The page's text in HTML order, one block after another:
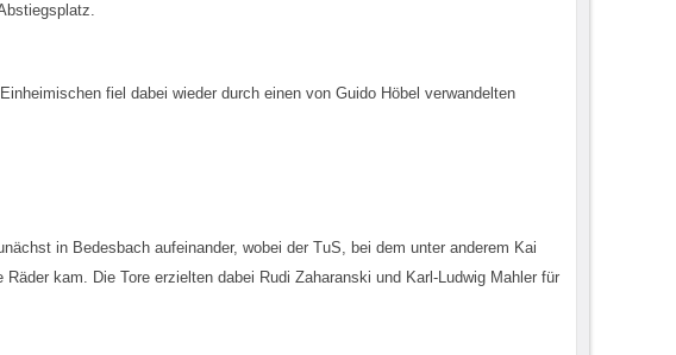
fiel dabei wieder durch einen von Guido Höbel verwandelten
in Bedesbach aufeinander, wobei der TuS, bei dem unter anderem Kai
kam. Die Tore erzielten dabei Rudi Zaharanski und Karl-Ludwig Mahler für